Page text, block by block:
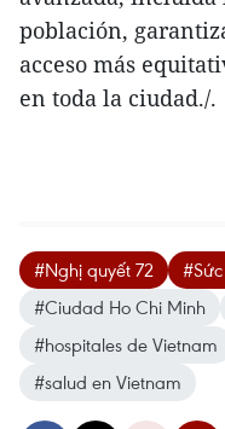
población,
acceso más
en toda la ciudad./.
#Nghị quyết 72
#Ciudad Ho Chi Minh
#hospitales de Vietnam
#salud en Vietnam